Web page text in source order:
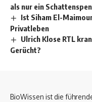
als nur ein
Ist Siham El-
Privatleben
Ulrich Klose RTL
Gerücht?
BioWissen ist die